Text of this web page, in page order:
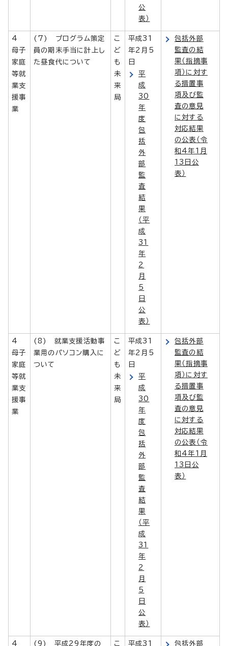
公
表）
4
母子
家庭
等就
業支
援事
業
(7) プログラム策定
員の期末手当に計上し
た昼食代について
こ
ど
も
未
来
局
平成31
年2月5
日
平
成
30
年
度
包
括
外
部
監
査
結
果
（平
成
31
年
2
月
5
日
公
表）
包括外部
監査の結
果（指摘事
項）に対す
る措置事
項及び監
査の意見
に対する
対応結果
の公表（令
和4年1月
13日公
表）
4
母子
家庭
等就
業支
援事
業
(8) 就業支援活動事
業用のパソコン購入に
ついて
こ
ど
も
未
来
局
平成31
年2月5
日
平
成
30
年
度
包
括
外
部
監
査
結
果
（平
成
31
年
2
月
5
日
公
表）
包括外部
監査の結
果（指摘事
項）に対す
る措置事
項及び監
査の意見
に対する
対応結果
の公表（令
和4年1月
13日公
表）
4 (9) 平成29年度の こ 平成31 包括外部